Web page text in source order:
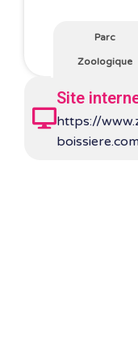
Parc
Zoologique
Site
https://